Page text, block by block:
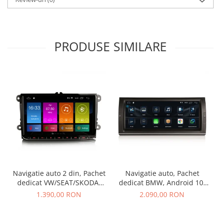
PRODUSE SIMILARE
Navigatie auto 2 din, Pachet
dedicat VW/SEAT/SKODA,
Android 10
1.390,00 RON
Navigatie auto, Pachet
dedicat BMW, Android 10,
GPS, WIFI,DAB+, 2GB RAM,
2.090,00 RON